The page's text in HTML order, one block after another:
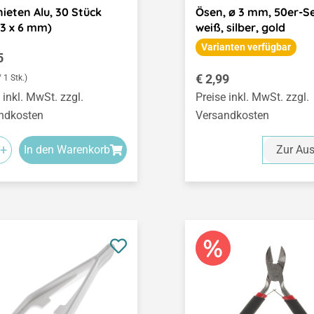
Alu, 30 Stück
x 6 mm)
Preis:
1 Stk.)
inkl. MwSt. zzgl.
+ In den Warenkorb
Ösen, ø 3 mm, 50er-
weiß, silber, gold
Varianten verfügbar
Regulärer Preis:
€ 2,99
Preise inkl. MwSt. zzgl.
Versandkosten
Zur